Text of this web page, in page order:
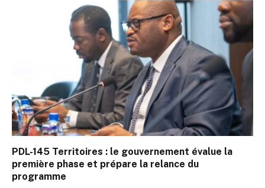
PDL-145 Territoires : le gouvernement évalue la
première phase et prépare la relance du
programme